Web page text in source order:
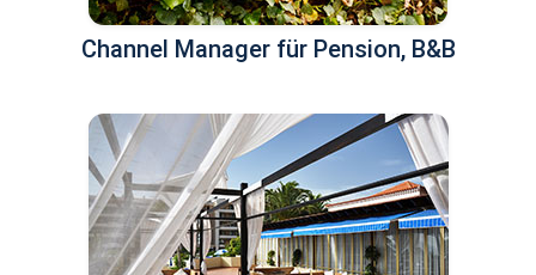
Channel Manager für Pension, B&B